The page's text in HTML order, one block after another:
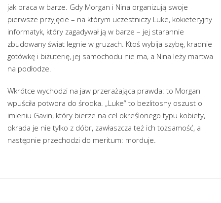
jak praca w barze. Gdy Morgan i Nina organizują swoje
pierwsze przyjęcie – na którym uczestniczy Luke, kokieteryjny
informatyk, który zagadywał ją w barze – jej starannie
zbudowany świat legnie w gruzach. Ktoś wybija szybę, kradnie
gotówkę i biżuterię, jej samochodu nie ma, a Nina leży martwa
na podłodze.
Wkrótce wychodzi na jaw przerażająca prawda: to Morgan
wpuściła potwora do środka. „Luke” to bezlitosny oszust o
imieniu Gavin, który bierze na cel określonego typu kobiety,
okrada je nie tylko z dóbr, zawłaszcza też ich tożsamość, a
następnie przechodzi do meritum: morduje.